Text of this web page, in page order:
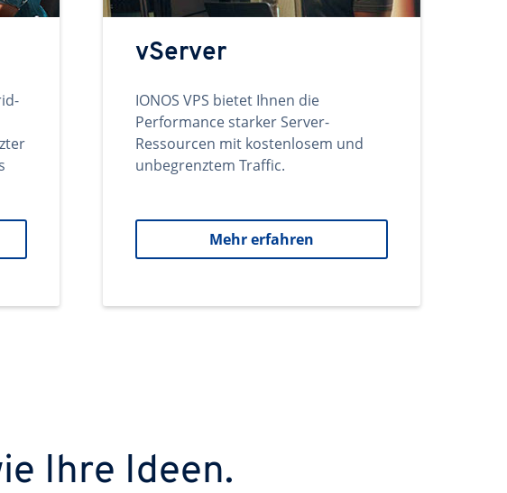
vServer
IONOS VPS bietet Ihnen die
Performance starker Server-
Ressourcen mit kostenlosem und
unbegrenztem Traffic.
Mehr erfahren
Ihre Ideen.